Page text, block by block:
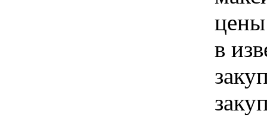
цены
в